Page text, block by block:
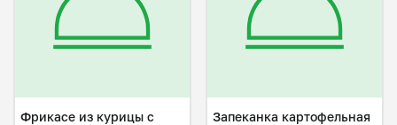
Фрикасе из курицы с
Запеканка картофельная